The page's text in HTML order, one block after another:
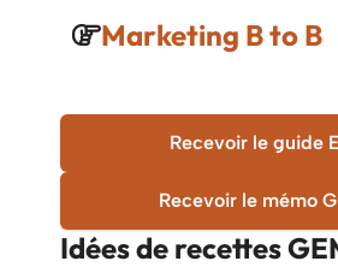
Marketing B to B
Recevoir le guide
Recevoir le mémo
Idées de recettes